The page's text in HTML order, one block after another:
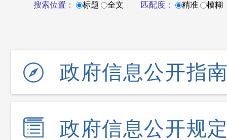
搜索位置： 标题 全文 匹配度： 精准 模糊
政府信息公开指
政府信息公开规